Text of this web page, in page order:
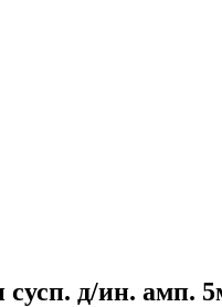
д/ин. амп.